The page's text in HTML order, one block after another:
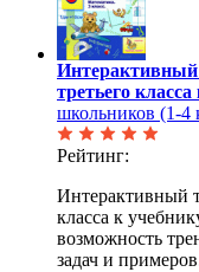
Интерактивный
третьего
школьников (1-4
Рейтинг:
Интерактивный
класса к
возможность
задач и